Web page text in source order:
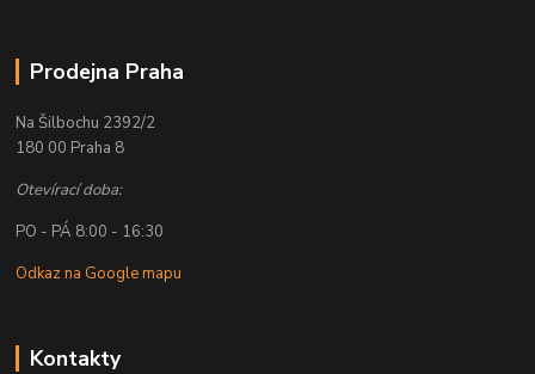
Prodejna Praha
Na Šilbochu 2392/2
180 00 Praha 8
Otevírací doba:
PO - PÁ 8:00 - 16:30
Odkaz na Google mapu
Kontakty